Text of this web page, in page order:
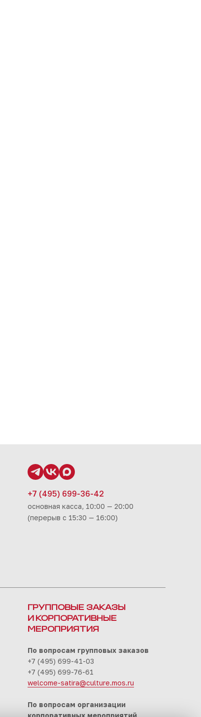
+7 (495) 699-36-42
основная касса, 10:00 — 20:00
(перерыв с 15:30 — 16:00)
ГРУППОВЫЕ ЗАКАЗЫ
И КОРПОРАТИВНЫЕ
МЕРОПРИЯТИЯ
По вопросам групповых заказов
+7 (495) 699-41-03
+7 (495) 699-76-61
welcome-satira@culture.mos.ru
По вопросам организации